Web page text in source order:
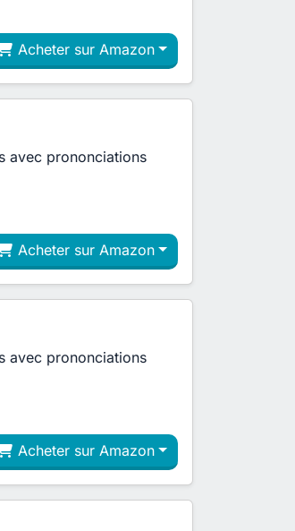
Acheter sur Amazon
avec prononciations
Acheter sur Amazon
avec prononciations
Acheter sur Amazon